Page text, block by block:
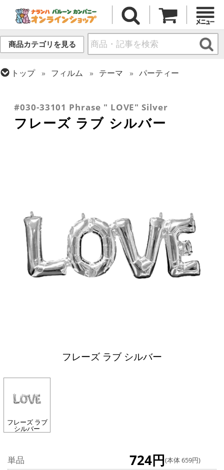
商品カテゴリを見る
トップ フィルム テーマ
パーティー
#030-33101 Phrase " LOVE" Silver
フレーズ ラブ シルバー
フレーズ ラブ シルバー
フレーズ ラブ
シルバー
単品 724円(本体 659円)